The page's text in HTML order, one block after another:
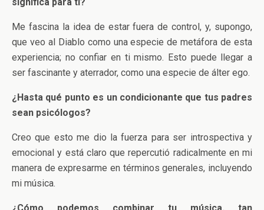
Me fascina la idea de estar fuera de control, y, supongo,
que veo al Diablo como una especie de metáfora de esta
experiencia; no confiar en ti mismo. Esto puede llegar a
ser fascinante y aterrador, como una especie de álter ego.
¿Hasta qué punto es un condicionante que tus padres
sean psicólogos?
Creo que esto me dio la fuerza para ser introspectiva y
emocional y está claro que repercutió radicalmente en mi
manera de expresarme en términos generales, incluyendo
mi música.
¿Cómo podemos combinar tu música, tan